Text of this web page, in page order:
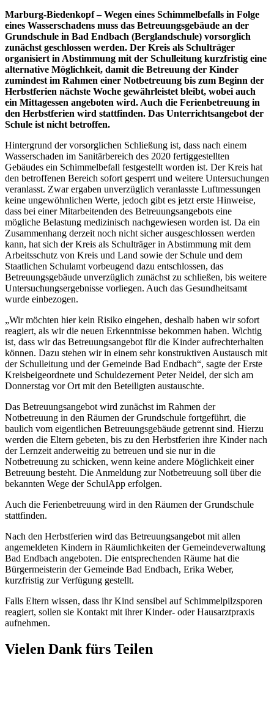
Marburg-Biedenkopf –Wegen eines Schimmelbefalls in Folge
eines Wasserschadens muss das Betreuungsgebäude an der
Grundschule in Bad Endbach (Berglandschule) vorsorglich
zunächst geschlossen werden. Der Kreis als Schulträger
organisiert in Abstimmung mit der Schulleitung kurzfristig eine
alternative Möglichkeit, damit die Betreuung der Kinder
zumindest im Rahmen einer Notbetreuung bis zum Beginn der
Herbstferien nächste Woche gewährleistet bleibt, wobei auch
ein Mittagessen angeboten wird. Auch die Ferienbetreuung in
den Herbstferien wird stattfinden. Das Unterrichtsangebot der
Schule ist nicht betroffen.
Hintergrund der vorsorglichen Schließung ist, dass nach einem
Wasserschaden im Sanitärbereich des 2020 fertiggestellten
Gebäudes ein Schimmelbefall festgestellt worden ist. Der Kreis hat
den betroffenen Bereich sofort gesperrt und weitere Untersuchungen
veranlasst. Zwar ergaben unverzüglich veranlasste Luftmessungen
keine ungewöhnlichen Werte, jedoch gibt es jetzt erste Hinweise,
dass bei einer Mitarbeitenden des Betreuungsangebots eine
mögliche Belastung medizinisch nachgewiesen worden ist. Da ein
Zusammenhang derzeit noch nicht sicher ausgeschlossen werden
kann, hat sich der Kreis als Schulträger in Abstimmung mit dem
Arbeitsschutz von Kreis und Land sowie der Schule und dem
Staatlichen Schulamt vorbeugend dazu entschlossen, das
Betreuungsgebäude unverzüglich zunächst zu schließen, bis weitere
Untersuchungsergebnisse vorliegen. Auch das Gesundheitsamt
wurde einbezogen.
„Wir möchten hier kein Risiko eingehen, deshalb haben wir sofort
reagiert, als wir die neuen Erkenntnisse bekommen haben. Wichtig
ist, dass wir das Betreuungsangebot für die Kinder aufrechterhalten
können. Dazu stehen wir in einem sehr konstruktiven Austausch mit
der Schulleitung und der Gemeinde Bad Endbach“, sagte der Erste
Kreisbeigeordnete und Schuldezernent Peter Neidel, der sich am
Donnerstag vor Ort mit den Beteiligten austauschte.
Das Betreuungsangebot wird zunächst im Rahmen der
Notbetreuung in den Räumen der Grundschule fortgeführt, die
baulich vom eigentlichen Betreuungsgebäude getrennt sind. Hierzu
werden die Eltern gebeten, bis zu den Herbstferien ihre Kinder nach
der Lernzeit anderweitig zu betreuen und sie nur in die
Notbetreuung zu schicken, wenn keine andere Möglichkeit einer
Betreuung besteht. Die Anmeldung zur Notbetreuung soll über die
bekannten Wege der SchulApp erfolgen.
Auch die Ferienbetreuung wird in den Räumen der Grundschule
stattfinden.
Nach den Herbstferien wird das Betreuungsangebot mit allen
angemeldeten Kindern in Räumlichkeiten der Gemeindeverwaltung
Bad Endbach angeboten. Die entsprechenden Räume hat die
Bürgermeisterin der Gemeinde Bad Endbach, Erika Weber,
kurzfristig zur Verfügung gestellt.
Falls Eltern wissen, dass ihr Kind sensibel auf Schimmelpilzsporen
reagiert, sollen sie Kontakt mit ihrer Kinder- oder Hausarztpraxis
aufnehmen.
Vielen Dank fürs Teilen